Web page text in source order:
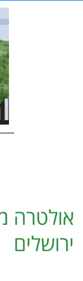
אולטרה
ירושלים